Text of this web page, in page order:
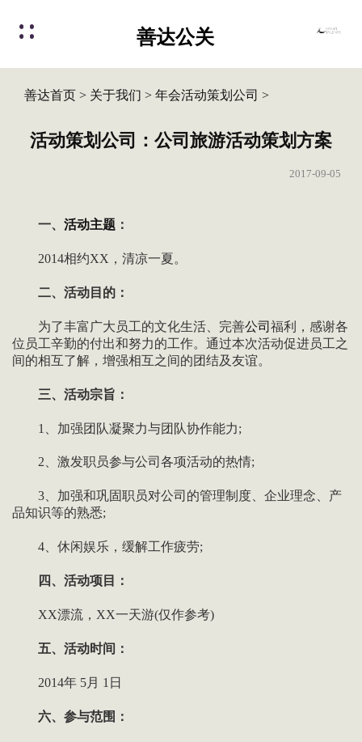
善达公关
善达首页> 关于我们 > 年会活动策划公司 >
活动策划公司：公司旅游活动策划方案
2017-09-05
一、 活动主题：
2014相约XX，清凉一夏。
二、活动目的：
为了丰富广大员工的文化生活、完善公司 福利，感谢各
位员工辛勤的付出和努力的工作。通过本次活动促进员工之
间的相互了解，增强相互之间的团结及友谊。
三、活动宗旨：
1、加强团队凝聚力与团队协作能力;
2、激发职员参与公司各项活动的热情;
3、加强和巩固职员对公司的管理制度、企业理念、产
品知识等的熟悉;
4、休闲娱乐，缓解工作疲劳;
四、活动项目：
XX漂流，XX一天游(仅作参考)
五、活动时间：
2014年 5月 1日
六、参与范围：